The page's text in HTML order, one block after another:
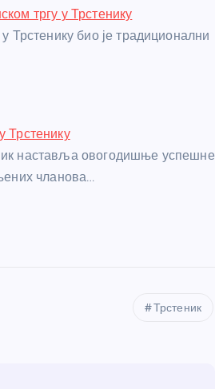
тргу у Трстенику
Трстенику био је традиционални
Трстенику
наставља овогодишње успешне
чланова…
Трстеник